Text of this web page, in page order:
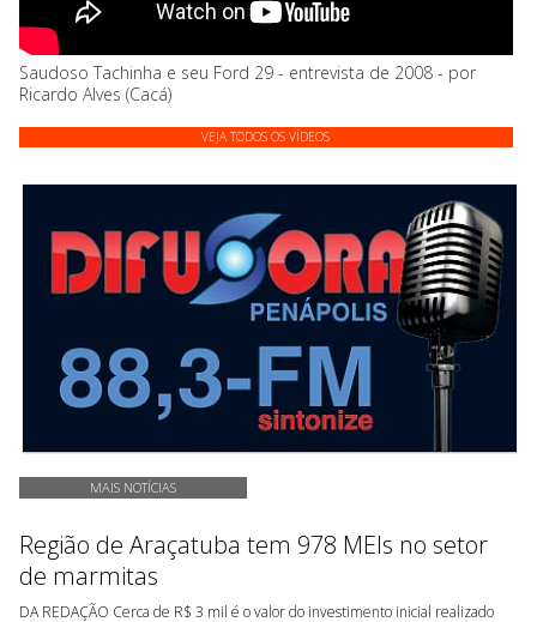
Saudoso Tachinha e seu Ford 29 - entrevista de 2008 - por
Ricardo Alves (Cacá)
VEJA TODOS OS VÍDEOS
MAIS NOTÍCIAS
Região de Araçatuba tem 978 MEIs no setor
de marmitas
DA REDAÇÃO Cerca de R$ 3 mil é o valor do investimento inicial realizado